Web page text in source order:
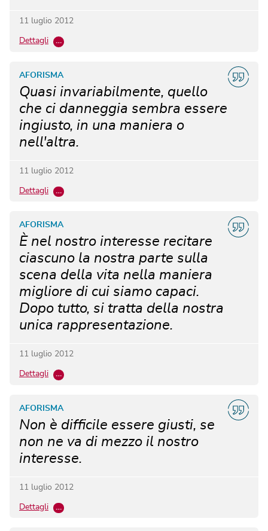
11 luglio 2012
Dettagli …
Quasi invariabilmente, quello
che ci danneggia sembra essere
ingiusto, in una maniera o
nell'altra.
AFORISMA
11 luglio 2012
Dettagli …
È nel nostro interesse recitare
ciascuno la nostra parte sulla
scena della vita nella maniera
migliore di cui siamo capaci.
Dopo tutto, si tratta della nostra
unica rappresentazione.
AFORISMA
11 luglio 2012
Dettagli …
Non è difficile essere giusti, se
non ne va di mezzo il nostro
interesse.
AFORISMA
11 luglio 2012
Dettagli …